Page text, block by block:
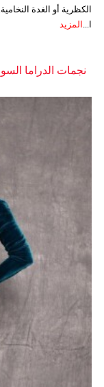
الكظرية أو الغدة
ا... المزيد
نجمات الدراما